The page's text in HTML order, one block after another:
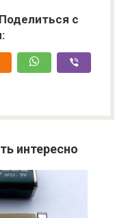
с
интересно